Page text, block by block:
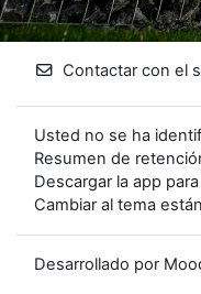
Contactar con el
Usted no se ha
Resumen de
Descargar la app
Cambiar al tema
Desarrollado por